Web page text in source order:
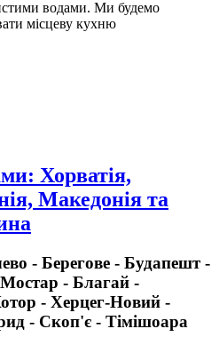
водами. Ми будемо
місцеву кухню
Хорватія,
Македонія та
- Берегове - Будапешт -
- Благай -
- Херцег-Новий -
- Скоп'є - Тімішоара